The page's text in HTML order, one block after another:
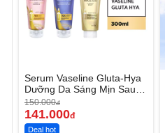
Serum Vaseline Gluta-Hya
Dưỡng Da Sáng Mịn Sau 7
Ngày
150.000đ
141.000đ
Deal hot